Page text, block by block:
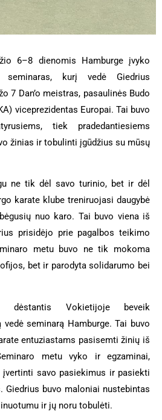
6–8 dienomis Hamburge įvyko
kurį vedė Giedrius
7 Dan’o meistras, pasaulinės Budo
viceprezidentas Europai. Tai buvo
tiek pradedantiesiems
žinias ir tobulinti įgūdžius su mūsų
ne tik dėl savo turinio, bet ir dėl
karate klube treniruojasi daugybė
nuo karo. Tai buvo viena iš
prisidėjo prie pagalbos teikimo
metu buvo ne tik mokoma
bet ir parodyta solidarumo bei
dėstantis Vokietijoje beveik
seminarą Hamburge. Tai buvo
entuziastams pasisemti žinių iš
metu vyko ir egzaminai,
įvertinti savo pasiekimus ir pasiekti
Giedrius buvo maloniai nustebintas
ir jų noru tobulėti.